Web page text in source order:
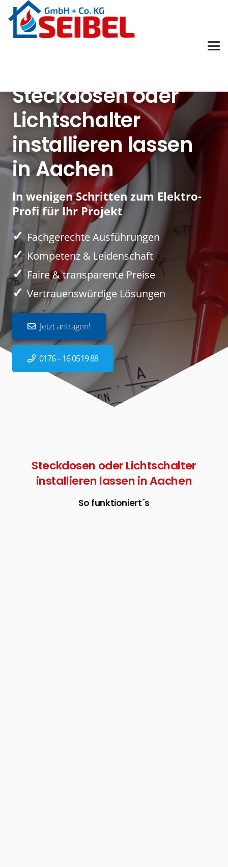
Steckdosen oder
Lichtschalter
installieren lassen
in Aachen
In wenigen Schritten zum Elektro-
Profi für Ihr Projekt
✓ Fachgerechte Ausführungen
✓Kompetenz & Leidenschaft
✓ Faire & transparente Preise
✓ Vertrauenswürdige Lösungen
Jetzt anfragen!
0176 – 16 0519 88
Steckdosen oder Lichtschalter
installieren lassen in Aachen
So funktioniert´s